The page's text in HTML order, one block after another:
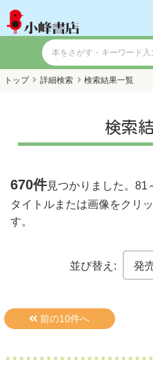
トップ 詳細検索 検索結果一覧
検索
670件見つかりました。81
タイトルまたは画像をクリ
す。
並び替え: